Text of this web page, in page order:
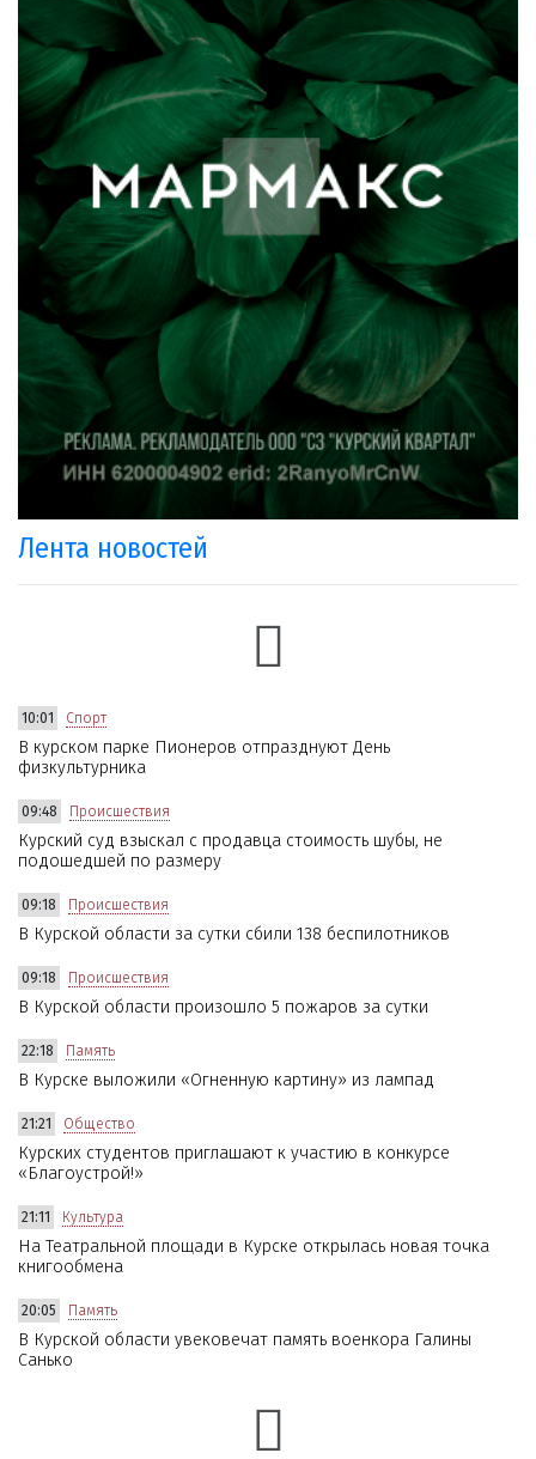
Лента новостей
10:01 Спорт
В курском парке Пионеров отпразднуют День
физкультурника
09:48 Происшествия
Курский суд взыскал с продавца стоимость шубы, не
подошедшей по размеру
09:18 Происшествия
В Курской области за сутки сбили 138 беспилотников
09:18 Происшествия
В Курской области произошло 5 пожаров за сутки
22:18 Память
В Курске выложили «Огненную картину» из лампад
21:21 Общество
Курских студентов приглашают к участию в конкурсе
«Благоустрой!»
21:11 Культура
На Театральной площади в Курске открылась новая точка
книгообмена
20:05 Память
В Курской области увековечат память военкора Галины
Санько